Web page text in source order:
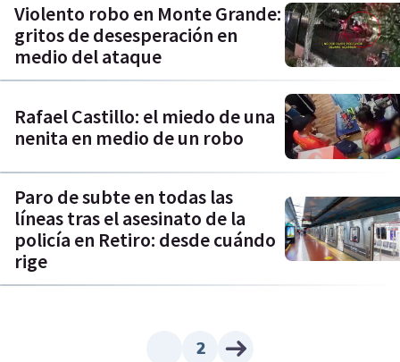
Violento robo en Monte Grande:
gritos de desesperación en
medio del ataque
Rafael Castillo: el miedo de una
nenita en medio de un robo
Paro de subte en todas las
líneas tras el asesinato de la
policía en Retiro: desde cuándo
rige
2